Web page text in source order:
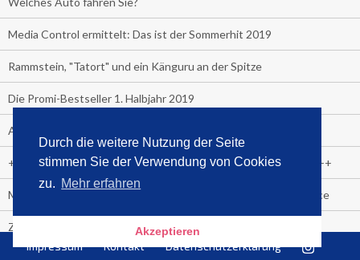
Durch die weitere Nutzung der Seite
stimmen Sie der Verwendung von Cookies
zu. Mehr erfahren
Akzeptieren
Media Control ermittelt: Das ist der Sommerhit 2019
Rammstein, "Tatort" und ein Känguru an der Spitze
Die Promi-Bestseller 1. Halbjahr 2019
Alle Bestseller in der Übersicht
+++++ Media Control News +++++ Media Control News +++++
Media Control beruft Arnd von Conrady zum Leiter E-Commerce
Zuschauer-Trend der Fußball Frauen WM:
Impressum Kontakt Datenschutzerklärung